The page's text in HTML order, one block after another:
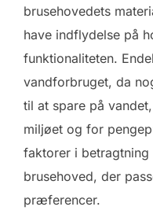
brusehovedets
have indflydelse på
funktionaliteten.
vandforbruget, da
til at spare på
miljøet og for
faktorer i
brusehoved, der
præferencer.